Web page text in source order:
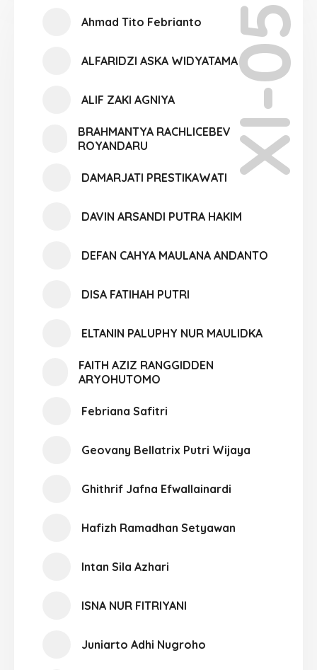
XI-05
Ahmad Tito Febrianto
ALFARIDZI ASKA WIDYATAMA
ALIF ZAKI AGNIYA
BRAHMANTYA RACHLICEBEV
ROYANDARU
DAMARJATI PRESTIKAWATI
DAVIN ARSANDI PUTRA HAKIM
DEFAN CAHYA MAULANA ANDANTO
DISA FATIHAH PUTRI
ELTANIN PALUPHY NUR MAULIDKA
FAITH AZIZ RANGGIDDEN
ARYOHUTOMO
Febriana Safitri
Geovany Bellatrix Putri Wijaya
Ghithrif Jafna Efwallainardi
Hafizh Ramadhan Setyawan
Intan Sila Azhari
ISNA NUR FITRIYANI
Juniarto Adhi Nugroho